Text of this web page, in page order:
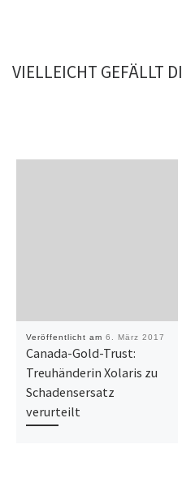
VIELLEICHT GEFÄLLT
Veröffentlicht am 6. März 2017
Canada-Gold-Trust:
Treuhänderin Xolaris zu
Schadensersatz
verurteilt